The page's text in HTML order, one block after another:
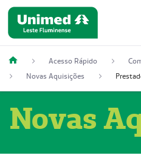
Acesso Rápido
Novas Aquisições
Novas